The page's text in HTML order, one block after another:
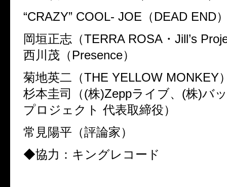
“CRAZY” COOL- JOE（DEAD END
岡垣正志（TERRA ROSA・Jill’s
西川茂（Presence）
菊地英二（THE YELLOW MONKEY
杉本圭司（(株)Zeppライブ、(株)バ
プロジェクト 代表取締役）
常見陽平（評論家）
◆協力：キングレコード